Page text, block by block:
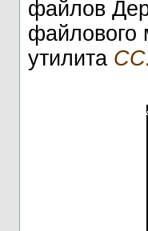
файлов
файлового
утилита